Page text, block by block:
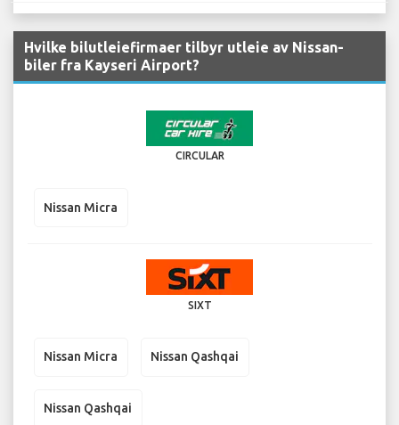
Hvilke bilutleiefirmaer tilbyr utleie av Nissan-
biler fra Kayseri Airport?
CIRCULAR
Nissan Micra
SIXT
Nissan Micra Nissan Qashqai
Nissan Qashqai